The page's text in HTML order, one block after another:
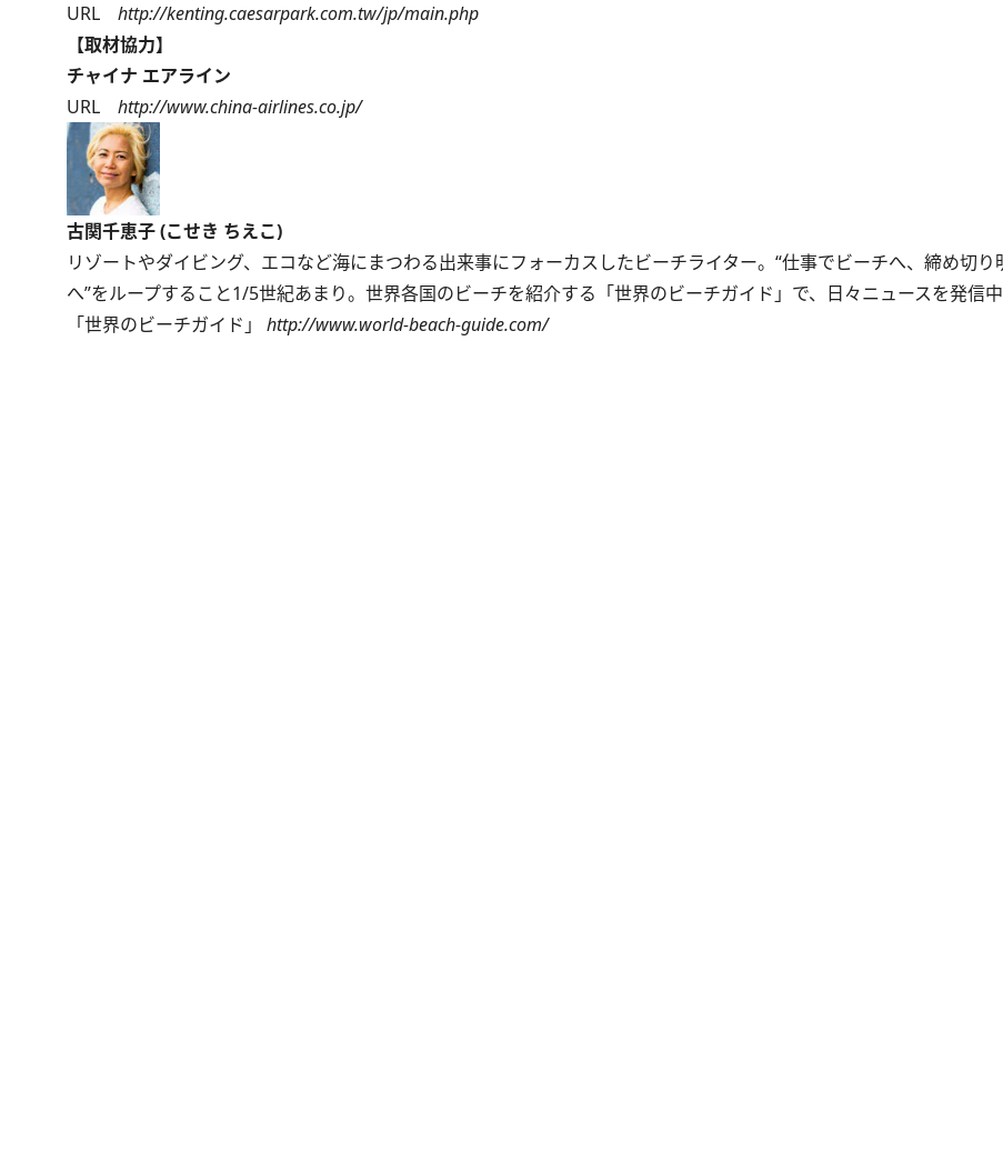
URL http://kenting.caesarpark.com.tw/jp/main.php
【取材協力】
チャイナ エアライン
URL http://www.china-airlines.co.jp/
古関千恵子 (こせき ちえこ)
リゾートやダイビング、エコなど海にまつわる出来事にフォーカスしたビーチライター。“仕事でビーチへ、締め切り
へ”をループすること1/5世紀あまり。世界各国のビーチを紹介する「世界のビーチガイド」で、日々ニュースを発信中
「世界のビーチガイド」 http://www.world-beach-guide.com/